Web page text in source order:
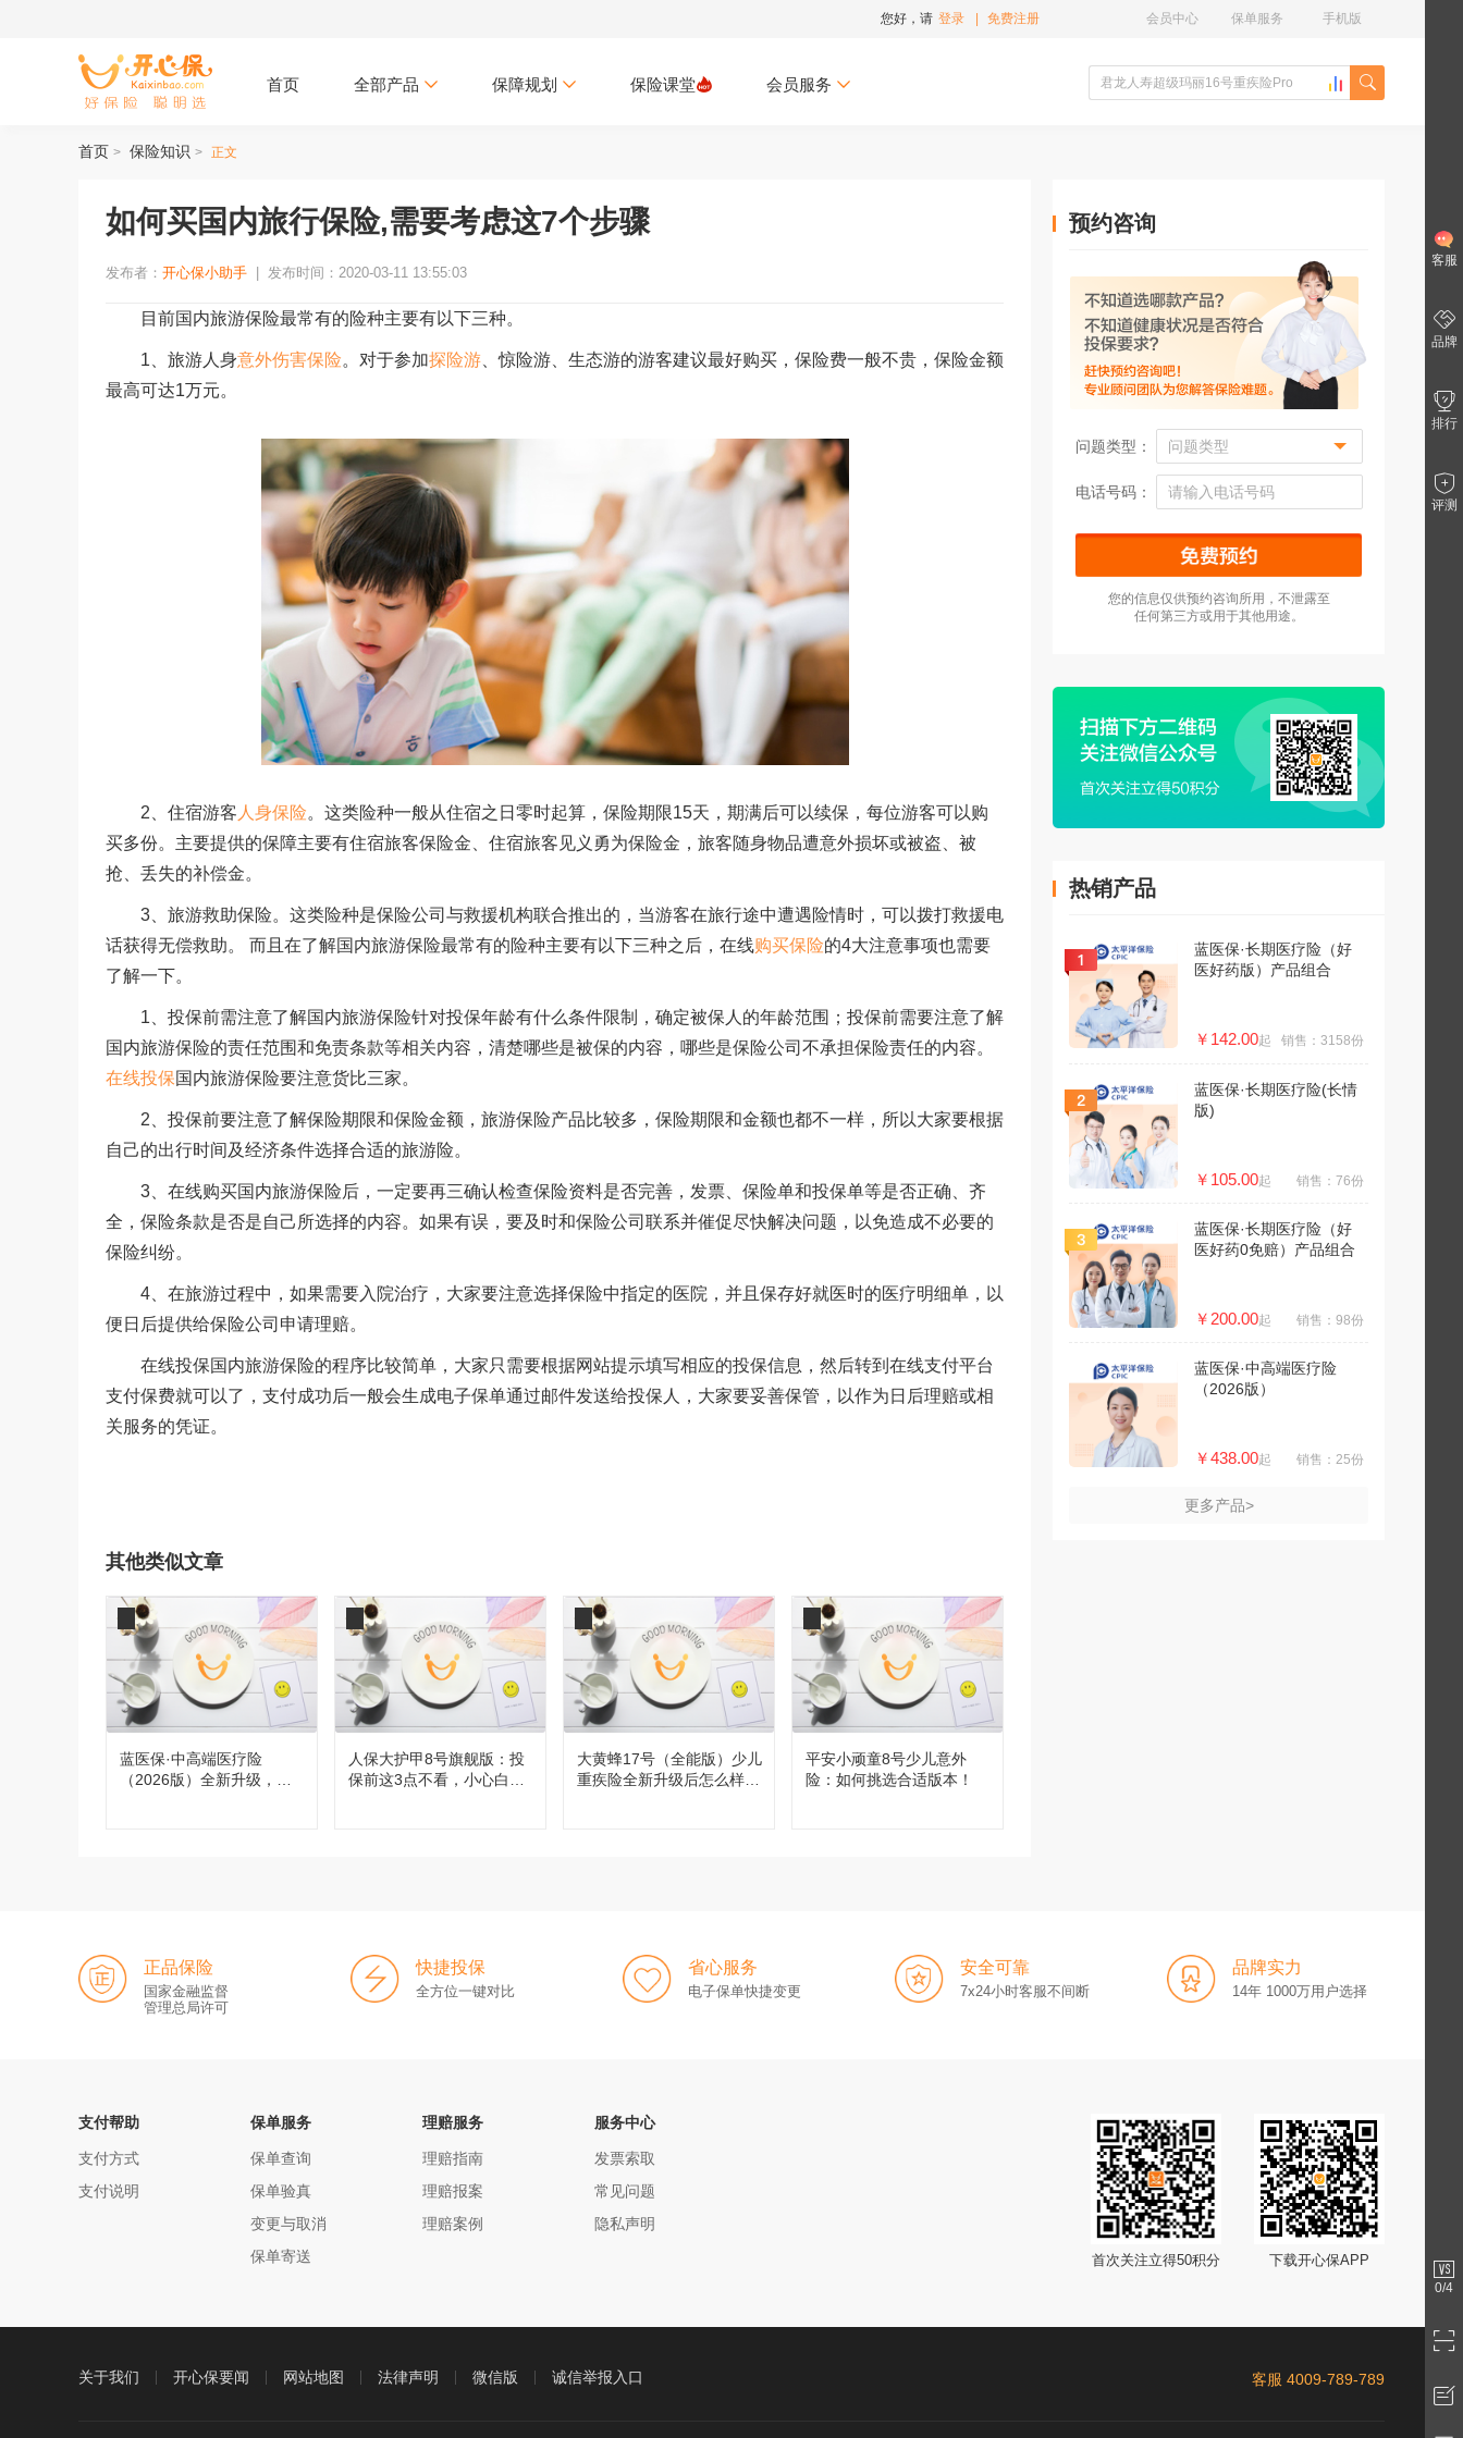
您好，请 登录 免费注册 手机版
保单服务
会员中心
首页 全部产品 保障规划 保险课堂 会员服务
首页 > 保险知识 > 正文
如何买国内旅行保险,需要考虑这7个步骤
发布者： 开心保小助手 发布时间：2020-03-11 13:55:03
目前国内旅游保险最常有的险种主要有以下三种。
1、旅游人身意外伤害保险。对于参加探险游 、惊险游、生态游的游客建议最好购买，保险费一般不贵，保险金额
最高可达1万元。
2、住宿游客 人身保险。这类险种一般从住宿之日零时起算，保险期限15天，期满后可以续保，每位游客可以购
买多份。主要提供的保障主要有住宿旅客保险金、住宿旅客见义勇为保险金，旅客随身物品遭意外损坏或被盗、被
抢、丢失的补偿金。
3、旅游救助保险。这类险种是保险公司与救援机构联合推出的，当游客在旅行途中遭遇险情时，可以拨打救援电
话获得无偿救助。 而且在了解国内旅游保险最常有的险种主要有以下三种之后，在线购买保险的4大注意事项也需要
了解一下。
1、投保前需注意了解国内旅游保险针对投保年龄有什么条件限制，确定被保人的年龄范围；投保前需要注意了解
国内旅游保险的责任范围和免责条款等相关内容，清楚哪些是被保的内容，哪些是保险公司不承担保险责任的内容。
在线投保国内旅游保险要注意货比三家。
2、投保前要注意了解保险期限和保险金额，旅游保险产品比较多，保险期限和金额也都不一样，所以大家要根据
自己的出行时间及经济条件选择合适的旅游险。
3、在线购买国内旅游保险后，一定要再三确认检查保险资料是否完善，发票、保险单和投保单等是否正确、齐
全，保险条款是否是自己所选择的内容。如果有误，要及时和保险公司联系并催促尽快解决问题，以免造成不必要的
保险纠纷。
4、在旅游过程中，如果需要入院治疗，大家要注意选择保险中指定的医院，并且保存好就医时的医疗明细单，以
便日后提供给保险公司申请理赔。
在线投保国内旅游保险的程序比较简单，大家只需要根据网站提示填写相应的投保信息，然后转到在线支付平台
支付保费就可以了，支付成功后一般会生成电子保单通过邮件发送给投保人，大家要妥善保管，以作为日后理赔或相
关服务的凭证。
其他类似文章
蓝医保·中高端医疗险
（2026版）全新升级，都
人保大护甲8号旗舰版：投
保前这3点不看，小心白
大黄蜂17号（全能版）少儿
重疾险全新升级后怎么样，
平安小顽童8号少儿意外
险：如何挑选合适版本！
预约咨询
问题类型：
电话号码：
您的信息仅供预约咨询所用，不泄露至
任何第三方或用于其他用途。
热销产品
蓝医保·长期医疗险（好
医好药版）产品组合
￥142.00起 销售：3158份
蓝医保·长期医疗险(长情
版)
￥105.00起 销售：76份
蓝医保·长期医疗险（好
医好药0免赔）产品组合
￥200.00起 销售：98份
蓝医保·中高端医疗险
（2026版）
￥438.00起 销售：25份
更多产品>
正品保险
国家金融监督
管理总局许可
快捷投保
全方位一键对比
省心服务
电子保单快捷变更
安全可靠
7x24小时客服不间断
品牌实力
14年 1000万用户选择
支付帮助
支付方式
支付说明
保单服务
保单查询
保单验真
变更与取消
保单寄送
理赔服务
理赔指南
理赔报案
理赔案例
服务中心
发票索取
常见问题
隐私声明
首次关注立得50积分 下载开心保APP
关于我们 开心保要闻 网站地图 法律声明 微信版 诚信举报入口 客服 4009-789-789
客服
品牌
排行
评测
0/4